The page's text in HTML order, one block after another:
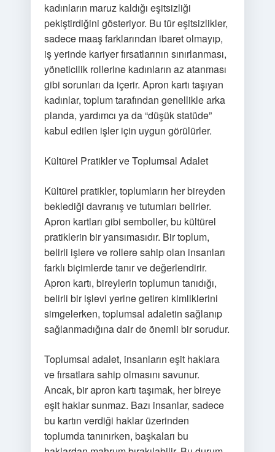
kadınların maruz kaldığı eşitsizliği
pekiştirdiğini gösteriyor. Bu tür eşitsizlikler,
sadece maaş farklarından ibaret olmayıp,
iş yerinde kariyer fırsatlarının sınırlanması,
yöneticilik rollerine kadınların az atanması
gibi sorunları da içerir. Apron kartı taşıyan
kadınlar, toplum tarafından genellikle arka
planda, yardımcı ya da “düşük statüde”
kabul edilen işler için uygun görülürler.
Kültürel Pratikler ve Toplumsal Adalet
Kültürel pratikler, toplumların her bireyden
beklediği davranış ve tutumları belirler.
Apron kartları gibi semboller, bu kültürel
pratiklerin bir yansımasıdır. Bir toplum,
belirli işlere ve rollere sahip olan insanları
farklı biçimlerde tanır ve değerlendirir.
Apron kartı, bireylerin toplumun tanıdığı,
belirli bir işlevi yerine getiren kimliklerini
simgelerken, toplumsal adaletin sağlanıp
sağlanmadığına dair de önemli bir sorudur.
Toplumsal adalet, insanların eşit haklara
ve fırsatlara sahip olmasını savunur.
Ancak, bir apron kartı taşımak, her bireye
eşit haklar sunmaz. Bazı insanlar, sadece
bu kartın verdiği haklar üzerinden
toplumda tanınırken, başkaları bu